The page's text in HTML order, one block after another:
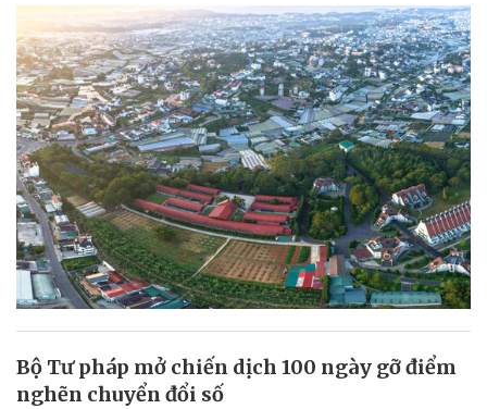
Bộ Tư pháp mở chiến dịch 100 ngày gỡ điểm
nghẽn chuyển đổi số